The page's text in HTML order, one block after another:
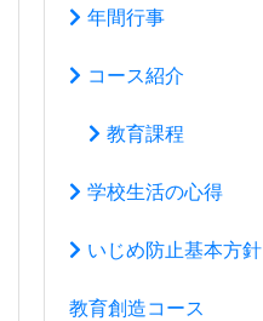
年間行事
コース紹介
教育課程
学校生活の心得
いじめ防止基本方針
教育創造コース